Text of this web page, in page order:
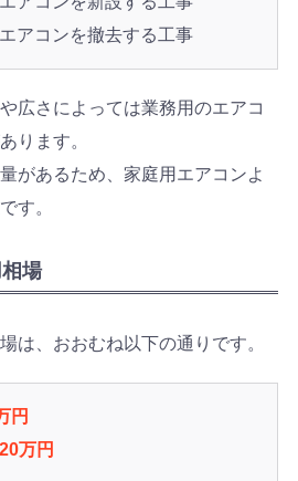
アコンを撤去する工事
広さによっては業務用のエアコ
ります。
があるため、家庭用エアコンよ
す。
場
は、おおむね以下の通りです。
円
万円